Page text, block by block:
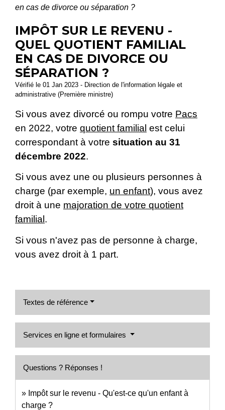
en cas de divorce ou séparation ?
IMPÔT SUR LE REVENU -
QUEL QUOTIENT FAMILIAL
EN CAS DE DIVORCE OU
SÉPARATION ?
Vérifié le 01 Jan 2023 - Direction de l'information légale et
administrative (Première ministre)
Si vous avez divorcé ou rompu votre Pacs
en 2022, votre quotient familial est celui
correspondant à votre situation au 31
décembre 2022.
Si vous avez une ou plusieurs personnes à
charge (par exemple, un enfant), vous avez
droit à une majoration de votre quotient
familial .
Si vous n'avez pas de personne à charge,
vous avez droit à 1 part.
Textes de référence
Services en ligne et formulaires
Questions ? Réponses !
Impôt sur le revenu - Qu'est-ce qu'un enfant à
charge ?